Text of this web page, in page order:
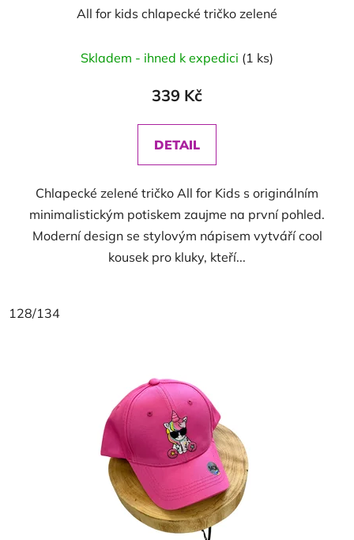
All for kids chlapecké tričko zelené
Skladem - ihned k expedici (1 ks)
339 Kč
DETAIL
Chlapecké zelené tričko All for Kids s originálním
minimalistickým potiskem zaujme na první pohled.
Moderní design se stylovým nápisem vytváří cool
kousek pro kluky, kteří...
128/134